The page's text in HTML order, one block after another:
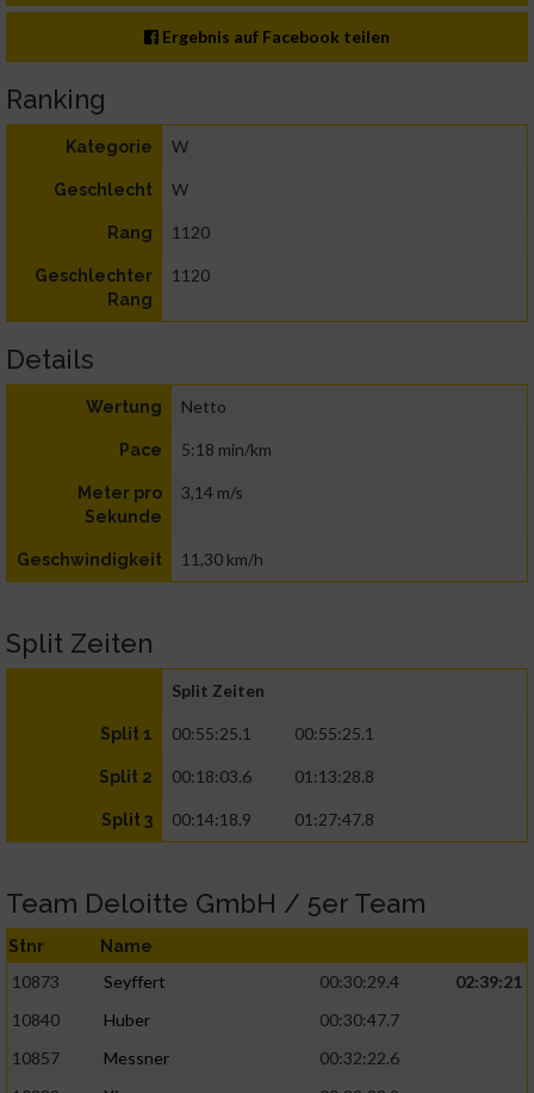
Ergebnis auf Facebook teilen
Ranking
Kategorie W
Geschlecht W
Rang 1120
Geschlechter
Rang
1120
Details
Wertung Netto
Pace 5:18 min/km
Meter pro
Sekunde
3,14 m/s
Geschwindigkeit 11,30 km/h
Split Zeiten
Split Zeiten
Split 1 00:55:25.1 00:55:25.1
Split 2 00:18:03.6 01:13:28.8
Split 3 00:14:18.9 01:27:47.8
Team Deloitte GmbH / 5er Team
Stnr Name
10873 Seyffert 00:30:29.4
02:39:21
10840
Huber
00:30:47.7
10857
Messner
00:32:22.6